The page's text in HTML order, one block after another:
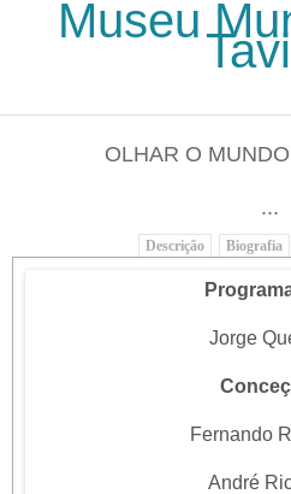
Passar para o conteúdo principal
Museu
OLHAR O
...
Descrição Biografia
Jorge
Fernando
André